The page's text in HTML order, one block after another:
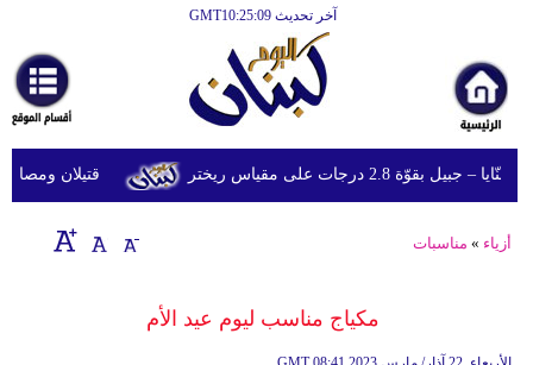
آخر تحديث GMT10:25:09
أخبارعاجلة
رياضة
ثقافة
إقتصاد
قتيلان ومصابون جراء 14 غارة إسرائيلية على شرق 2.8 درجات على مقياس ريختر
أزياء » مناسبات
مكياج مناسب ليوم عيد الأم